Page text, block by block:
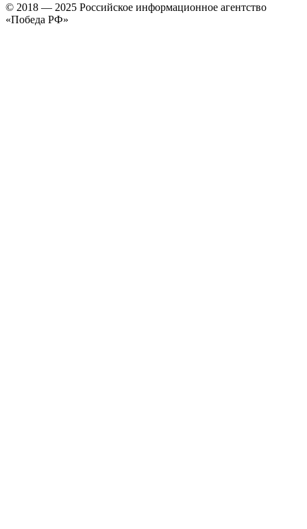
© 2018 — 2025 Российское информационное агентство
«Победа РФ»